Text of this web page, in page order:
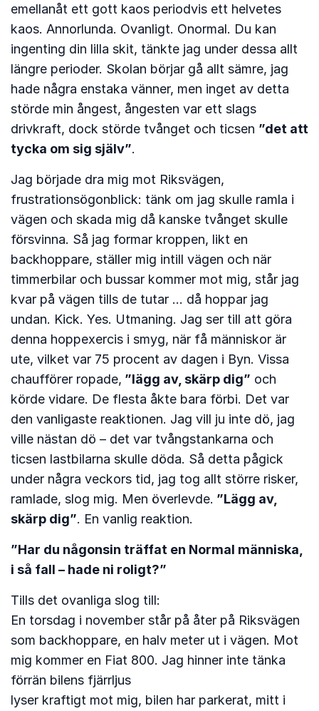
emellanåt ett gott kaos periodvis ett helvetes
kaos. Annorlunda. Ovanligt. Onormal. Du kan
ingenting din lilla skit, tänkte jag under dessa allt
längre perioder. Skolan börjar gå allt sämre, jag
hade några enstaka vänner, men inget av detta
störde min ångest, ångesten var ett slags
drivkraft, dock störde tvånget och ticsen ”det att
tycka om sig själv”.
Jag började dra mig mot Riksvägen,
frustrationsögonblick: tänk om jag skulle ramla i
vägen och skada mig då kanske tvånget skulle
försvinna. Så jag formar kroppen, likt en
backhoppare, ställer mig intill vägen och när
timmerbilar och bussar kommer mot mig, står jag
kvar på vägen tills de tutar … då hoppar jag
undan. Kick. Yes. Utmaning. Jag ser till att göra
denna hoppexercis i smyg, när få människor är
ute, vilket var 75 procent av dagen i Byn. Vissa
chaufförer ropade, ”lägg av, skärp dig” och
körde vidare. De flesta åkte bara förbi. Det var
den vanligaste reaktionen. Jag vill ju inte dö, jag
ville nästan dö – det var tvångstankarna och
ticsen lastbilarna skulle döda. Så detta pågick
under några veckors tid, jag tog allt större risker,
ramlade, slog mig. Men överlevde. ”Lägg av,
skärp dig”. En vanlig reaktion.
”Har du någonsin träffat en Normal människa,
i så fall – hade ni roligt?”
Tills det ovanliga slog till:
En torsdag i november står på åter på Riksvägen
som backhoppare, en halv meter ut i vägen. Mot
mig kommer en Fiat 800. Jag hinner inte tänka
förrän bilens fjärrljus
lyser kraftigt mot mig, bilen har parkerat, mitt i